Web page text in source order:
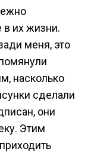
их жизни.
меня, это
насколько
сделали
они
Этим